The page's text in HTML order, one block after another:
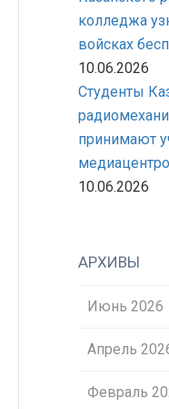
колледжа
войсках
10.06.2026
Студенты
принимают
10.06.2026
АРХИВЫ
Июнь 2026
Апрель
Февраль